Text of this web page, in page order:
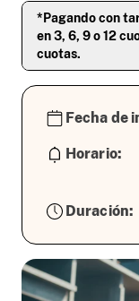
*Pagando con
en 3, 6, 9 o 12
cuotas.
Fecha de
Horario:
Duración: